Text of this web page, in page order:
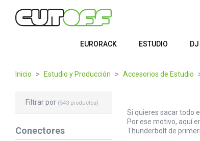
EURORACK ESTUDIO DJ
Inicio Estudio y Producción Accesorios de Estudio
Filtrar por (543 productos)
Conectores
Si quieres sacar todo
Por ese motivo, aquí
Thunderbolt de